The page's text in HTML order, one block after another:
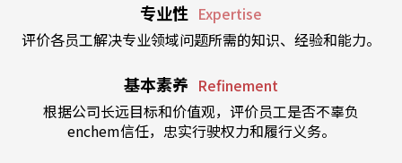
专业性 Expertise
评价各员工解决专业领域问题所需的知识、经验和能力。
基本素养 Refinement
根据公司长远目标和价值观，评价员工是否不辜负
enchem信任，忠实行驶权力和履行义务。